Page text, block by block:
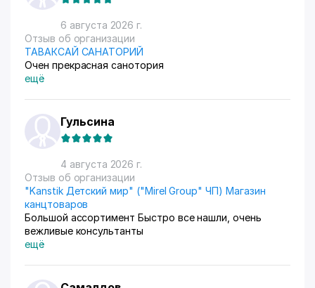
6 августа 2026 г.
Отзыв об организации
ТАВАКСАЙ САНАТОРИЙ
Очен прекрасная санотория
ещё
Гульсина
4 августа 2026 г.
Отзыв об организации
"Kanstik Детский мир" ("Mirel Group" ЧП) Магазин
канцтоваров
Большой ассортимент Быстро все нашли, очень
вежливые консультанты
ещё